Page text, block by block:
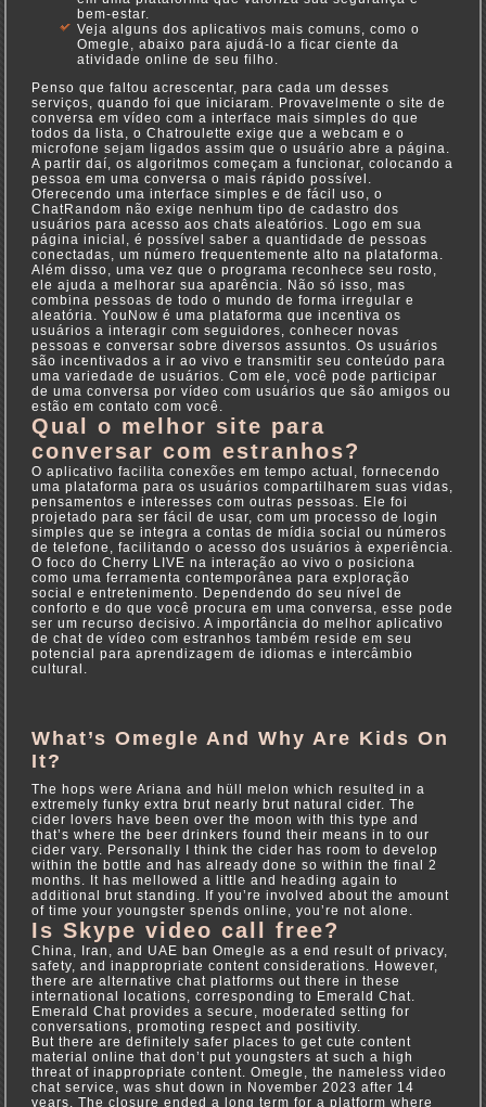
bem-estar.
Veja alguns dos aplicativos mais comuns, como o
Omegle, abaixo para ajudá-lo a ficar ciente da
atividade online de seu filho.
Penso que faltou acrescentar, para cada um desses
serviços, quando foi que iniciaram. Provavelmente o site de
conversa em vídeo com a interface mais simples do que
todos da lista, o Chatroulette exige que a webcam e o
microfone sejam ligados assim que o usuário abre a página.
A partir daí, os algoritmos começam a funcionar, colocando a
pessoa em uma conversa o mais rápido possível.
Oferecendo uma interface simples e de fácil uso, o
ChatRandom não exige nenhum tipo de cadastro dos
usuários para acesso aos chats aleatórios. Logo em sua
página inicial, é possível saber a quantidade de pessoas
conectadas, um número frequentemente alto na plataforma.
Além disso, uma vez que o programa reconhece seu rosto,
ele ajuda a melhorar sua aparência. Não só isso, mas
combina pessoas de todo o mundo de forma irregular e
aleatória. YouNow é uma plataforma que incentiva os
usuários a interagir com seguidores, conhecer novas
pessoas e conversar sobre diversos assuntos. Os usuários
são incentivados a ir ao vivo e transmitir seu conteúdo para
uma variedade de usuários. Com ele, você pode participar
de uma conversa por vídeo com usuários que são amigos ou
estão em contato com você.
Qual o melhor site para
conversar com estranhos?
O aplicativo facilita conexões em tempo actual, fornecendo
uma plataforma para os usuários compartilharem suas vidas,
pensamentos e interesses com outras pessoas. Ele foi
projetado para ser fácil de usar, com um processo de login
simples que se integra a contas de mídia social ou números
de telefone, facilitando o acesso dos usuários à experiência.
O foco do Cherry LIVE na interação ao vivo o posiciona
como uma ferramenta contemporânea para exploração
social e entretenimento. Dependendo do seu nível de
conforto e do que você procura em uma conversa, esse pode
ser um recurso decisivo. A importância do melhor aplicativo
de chat de vídeo com estranhos também reside em seu
potencial para aprendizagem de idiomas e intercâmbio
cultural.
What’s Omegle And Why Are Kids On
It?
The hops were Ariana and hüll melon which resulted in a
extremely funky extra brut nearly brut natural cider. The
cider lovers have been over the moon with this type and
that’s where the beer drinkers found their means in to our
cider vary. Personally I think the cider has room to develop
within the bottle and has already done so within the final 2
months. It has mellowed a little and heading again to
additional brut standing. If you’re involved about the amount
of time your youngster spends online, you’re not alone.
Is Skype video call free?
China, Iran, and UAE ban Omegle as a end result of privacy,
safety, and inappropriate content considerations. However,
there are alternative chat platforms out there in these
international locations, corresponding to Emerald Chat.
Emerald Chat provides a secure, moderated setting for
conversations, promoting respect and positivity.
But there are definitely safer places to get cute content
material online that don’t put youngsters at such a high
threat of inappropriate content. Omegle, the nameless video
chat service, was shut down in November 2023 after 14
years. The closure ended a long term for a platform where